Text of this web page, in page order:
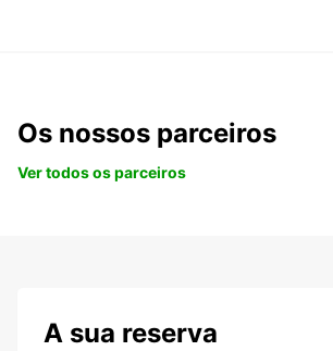
Os nossos parceiros
Ver todos os parceiros
A sua reserva